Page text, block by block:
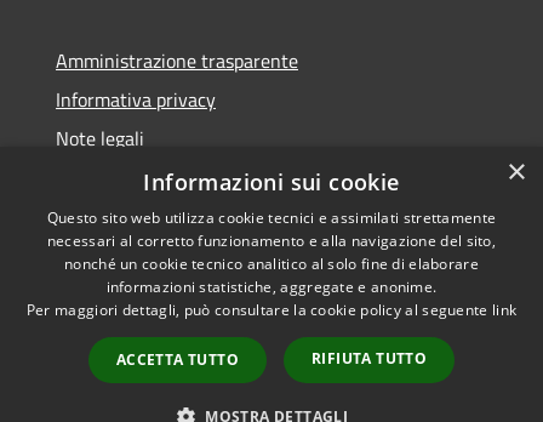
Amministrazione trasparente
Informativa privacy
Note legali
Dichiarazione di accessibilità
RSS
Accessibilità
Copyright © 2026 • Comune di
Municipium•
Accesso
redazione
×
Informazioni sui cookie
Questo sito web utilizza cookie tecnici e assimilati strettamente
necessari al corretto funzionamento e alla navigazione del sito,
nonché un cookie tecnico analitico al solo fine di elaborare
informazioni statistiche, aggregate e anonime.
Per maggiori dettagli, può consultare la cookie policy al seguente link
ACCETTA TUTTO RIFIUTA TUTTO
MOSTRA DETTAGLI